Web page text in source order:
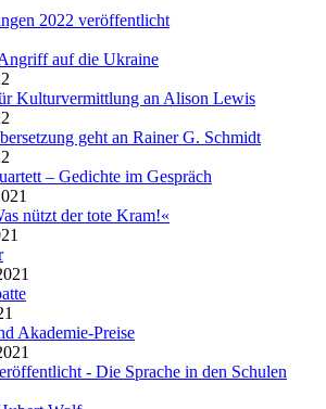
2022 veröffentlicht
auf die Ukraine
Kulturvermittlung an Alison Lewis
geht an Rainer G. Schmidt
– Gedichte im Gespräch
nützt der tote Kram!«
Akademie-Preise
- Die Sprache in den Schulen